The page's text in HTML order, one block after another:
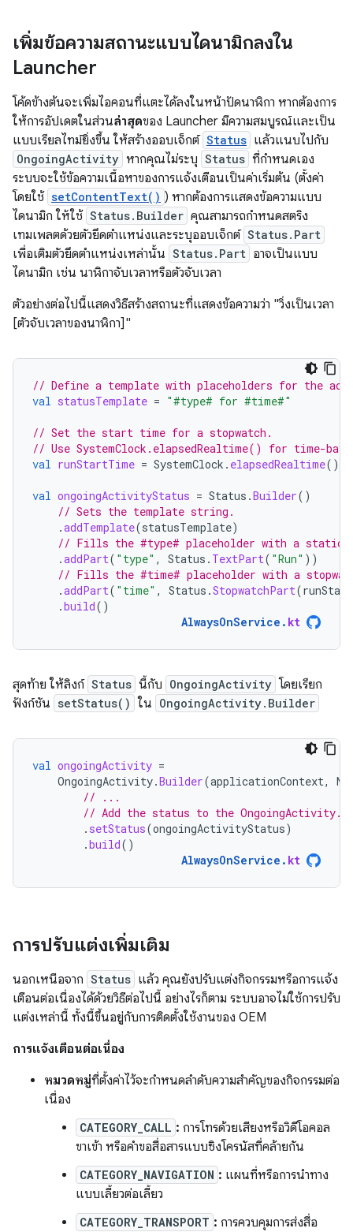
เพิ่มข้อความสถานะแบบไดนามิกลงใน
Launcher
โค้ดข้างต้นจะเพิ่มไอคอนที่แตะได้ลงในหน้าปัดนาฬิกา หากต้องการ
ให้การอัปเดตในส่วนล่าสุดของ Launcher มีความสมบูรณ์และเป็น
แบบเรียลไทม์ยิ่งขึ้น ให้สร้างออบเจ็กต์ Status แล้วแนบไปกับ
OngoingActivity หากคุณไม่ระบุ Status ที่กำหนดเอง
ระบบจะใช้ข้อความเนื้อหาของการแจ้งเตือนเป็นค่าเริ่มต้น (ตั้งค่า
โดยใช้ setContentText() ) หากต้องการแสดงข้อความแบบ
ไดนามิก ให้ใช้ Status.Builder คุณสามารถกำหนดสตริง
เทมเพลตด้วยตัวยึดตำแหน่งและระบุออบเจ็กต์ Status.Part
เพื่อเติมตัวยึดตำแหน่งเหล่านั้น Status.Part อาจเป็นแบบ
ไดนามิก เช่น นาฬิกาจับเวลาหรือตัวจับเวลา
ตัวอย่างต่อไปนี้แสดงวิธีสร้างสถานะที่แสดงข้อความว่า "วิ่งเป็นเวลา
[ตัวจับเวลาของนาฬิกา]"
// Define a template with placeholders for the
val statusTemplate = "#type# for #time#"
// Set the start time for a stopwatch.
// Use SystemClock.elapsedRealtime() for time-
val runStartTime = SystemClock . elapsedRealtime()
val ongoingActivityStatus = Status .Builder()
// Sets the template string.
.addTemplate(statusTemplate)
// Fills the #type# placeholder with a static
.addPart( "type" , Status . TextPart( "Run" ))
// Fills the #time# placeholder with a
.addPart( "time" , Status .StopwatchPart(
.build()
AlwaysOnService . kt
สุดท้าย ให้ลิงก์ Status นี้กับ OngoingActivity โดยเรียก
ฟังก์ชัน setStatus() ใน OngoingActivity.Builder
val ongoingActivity =
OngoingActivity.Builder(applicationContext,
// ...
// Add the status to the OngoingActivity.
. setStatus(ongoingActivityStatus)
.build()
AlwaysOnService . kt
การปรับแต่งเพิ่มเติม
นอกเหนือจาก Status แล้ว คุณยังปรับแต่งกิจกรรมหรือการแจ้ง
เตือนต่อเนื่องได้ด้วยวิธีต่อไปนี้ อย่างไรก็ตาม ระบบอาจไม่ใช้การปรับ
แต่งเหล่านี้ ทั้งนี้ขึ้นอยู่กับการติดตั้งใช้งานของ OEM
การแจ้งเตือนต่อเนื่อง
หมวดหมู่ที่ตั้งค่าไว้จะกำหนดลำดับความสำคัญของกิจกรรมต่อ
เนื่อง
CATEGORY_CALL : การโทรด้วยเสียงหรือวิดีโอคอล
ขาเข้า หรือคำขอสื่อสารแบบซิงโครนัสที่คล้ายกัน
CATEGORY_NAVIGATION : แผนที่หรือการนำทาง
แบบเลี้ยวต่อเลี้ยว
CATEGORY_TRANSPORT : การควบคุมการส่งสื่อ